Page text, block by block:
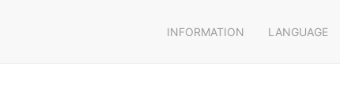
INFORMATION LANGUAGE